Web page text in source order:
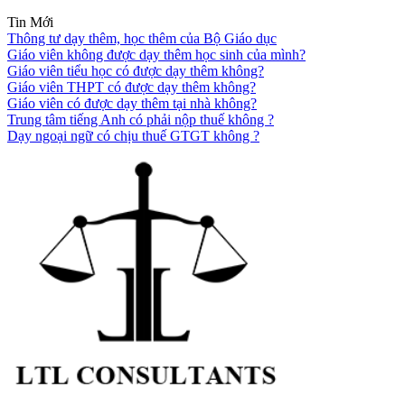
Tin Mới
Thông tư dạy thêm, học thêm của Bộ Giáo dục
Giáo viên không được dạy thêm học sinh của mình?
Giáo viên tiểu học có được dạy thêm không?
Giáo viên THPT có được dạy thêm không?
Giáo viên có được dạy thêm tại nhà không?
Trung tâm tiếng Anh có phải nộp thuế không ?
Dạy ngoại ngữ có chịu thuế GTGT không ?